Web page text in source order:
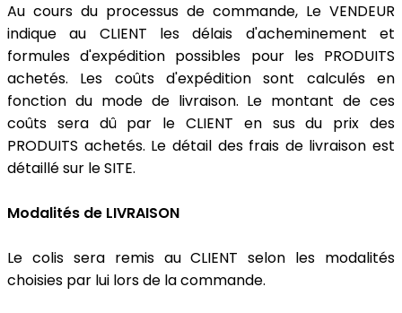
Au cours du processus de commande, Le VENDEUR
indique au CLIENT les délais d'acheminement et
formules d'expédition possibles pour les PRODUITS
achetés. Les coûts d'expédition sont calculés en
fonction du mode de livraison. Le montant de ces
coûts sera dû par le CLIENT en sus du prix des
PRODUITS achetés. Le détail des frais de livraison est
détaillé sur le SITE.
Modalités de LIVRAISON
Le colis sera remis au CLIENT selon les modalités
choisies par lui lors de la commande.